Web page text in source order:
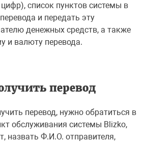
список пунктов системы в
и передать эту
денежных средств, а также
и валюту перевода.
перевод
перевод, нужно обратиться в
обслуживания системы Blizko,
назвать Ф.И.О. отправителя,